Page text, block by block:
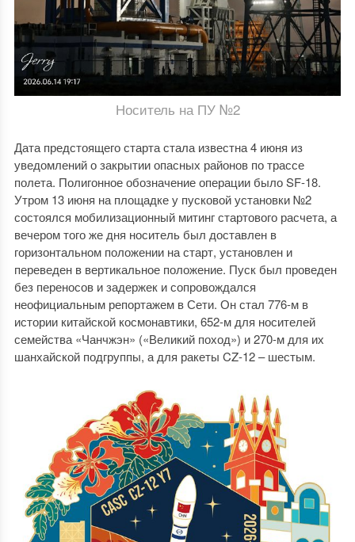
Носитель на ПУ №2
Дата предстоящего старта стала известна 4 июня из
уведомлений о закрытии опасных районов по трассе
полета. Полигонное обозначение операции было SF-18.
Утром 13 июня на площадке у пусковой установки №2
состоялся мобилизационный митинг стартового расчета, а
вечером того же дня носитель был доставлен в
горизонтальном положении на старт, установлен и
переведен в вертикальное положение. Пуск был проведен
без переносов и задержек и сопровождался
неофициальным репортажем в Сети. Он стал 776-м в
истории китайской космонавтики, 652-м для носителей
семейства «Чанчжэн» («Великий поход») и 270-м для их
шанхайской подгруппы, а для ракеты CZ-12 – шестым.